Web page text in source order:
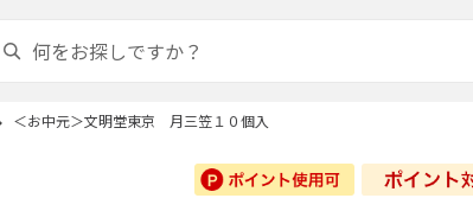
＜お中元＞文明堂東京 月三笠１０個入